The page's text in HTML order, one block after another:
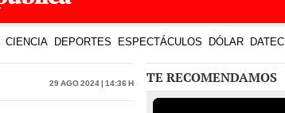
CIENCIA DEPORTES ESPECTÁCULOS DÓLAR DATEC
29 Ago 2024 | 14:36 h TE RECOMENDAMOS